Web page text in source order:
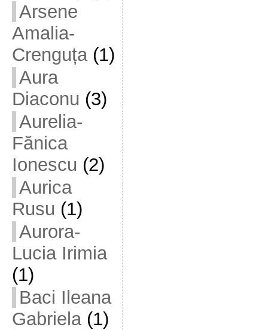
Arsene
Amalia-
Crenguța(1)
Aura
Diaconu (3)
Aurelia-
Fănica
Ionescu (2)
Aurica
Rusu (1)
Aurora-
Lucia Irimia
(1)
Baci Ileana
Gabriela(1)